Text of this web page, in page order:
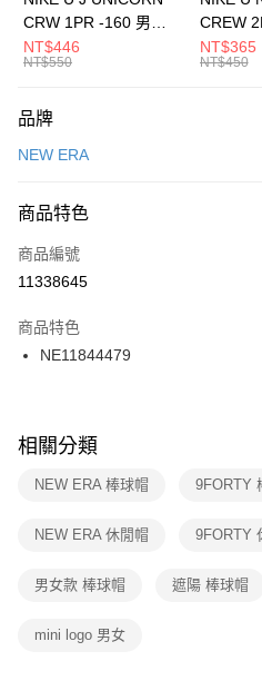
元大商業銀行
台灣樂天信用卡公司
全盈+PAY
AFTEE先享後付
【關於「AFTEE先享後付」】
便利好安心！
３．安心：先確認商品／服務後，再付款
【「AFTEE先享後付」結帳流程】
１．於結帳方式選擇「AFTEE先享後付
２．訂單成立數日內，您將收到繳費通
３．收到繳費通知簡訊後14天內，點擊
ATM／網路銀行／等多元方式進行付款
※ 交易是否成功請以「AFTEE先享後付
是否繳費成功／繳費後需取消欲退款等
客戶支援中心」https://
１．透過由恩沛科技股份有限公司提供
權轉讓予恩沛科技股份有限公司。
３．未成年的使用者請事先徵得法定代
運送方式
每筆NT$100，滿NT$1,500(含以上)
宅配
每筆NT$100，滿NT$1,500(含以上)
付款後門市自取
每筆NT$100，滿NT$1,500(含以上)
CRW 1PR -160 男女
中統襪 FZ3393100
NT$446
NT$550
CREW
NT$365
NT$450
品牌
NEW ERA
商品特色
商品編號
11338645
商品特色
NE11844479
相關分類
NEW ERA 棒球帽 9FORTY
NEW ERA 休閒帽 9FORTY
男女款 棒球帽 遮陽 棒球帽
mini logo 男女